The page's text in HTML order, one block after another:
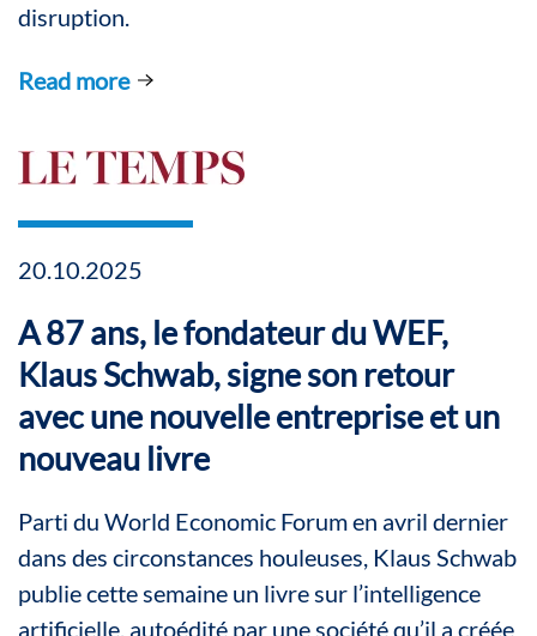
disruption.
Read more
20.10.2025
A 87 ans, le fondateur du WEF,
Klaus Schwab, signe son retour
avec une nouvelle entreprise et un
nouveau livre
Parti du World Economic Forum en avril dernier
dans des circonstances houleuses, Klaus Schwab
publie cette semaine un livre sur l’intelligence
artificielle, autoédité par une société qu’il a créée